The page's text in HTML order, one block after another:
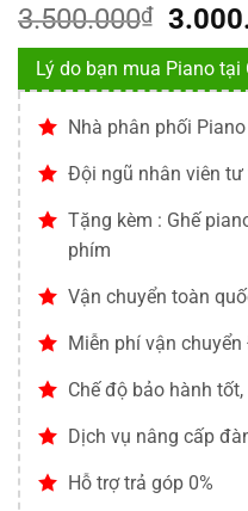
3.500.000₫
Giá
gốc
là:
Lý do bạn mua Piano tại
Nhà phân phối
Đội ngũ nhân viên tư
Tặng kèm : Ghế
phím
Vận chuyển toàn
Miễn phí vận
Chế độ bảo hành
Dịch vụ nâng cấp
Hỗ trợ trả góp 0%